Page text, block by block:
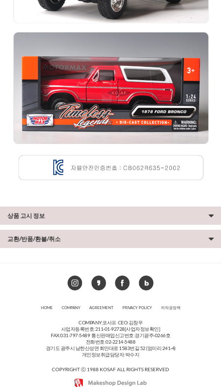
상품 고시 정보
교환/반품/환불/취소
HOME COMPANY AGREEMENT PRIVACY POLICY 저작권정책
COMPANY:코사프 CEO:김창우
사업자등록번호:211-01-92728[사업자정보확인]
FAX:031-797-5489 통신판매업신고번호:경기광주-0266호
전화번호:02-2214-5488
경기도 광주시 남한산성면 회안대로 1583번길 52 (엄미리 241-4)
개인정보취급담당자:박수지
COPYRIGHT ⓒ 1988 KOSAF ALL RIGHTS RESERVED